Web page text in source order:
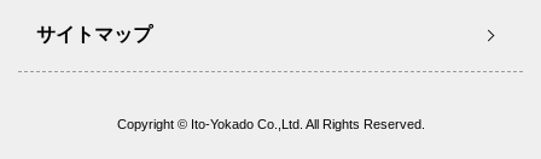
サイトマップ
Copyright © Ito-Yokado Co.,Ltd. All Rights Reserved.